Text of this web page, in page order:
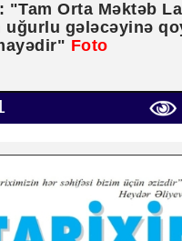
"Tam Orta Məktəb
gələcəyinə
Foto